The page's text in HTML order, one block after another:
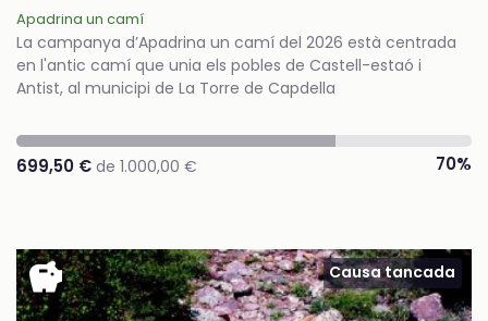
Apadrina un camí
La campanya d’Apadrina un camí del 2026 està centrada
en l'antic camí que unia els pobles de Castell-estaó i
Antist, al municipi de La Torre de Capdella
699,50 € de 1.000,00 € 70%
savings Causa tancada